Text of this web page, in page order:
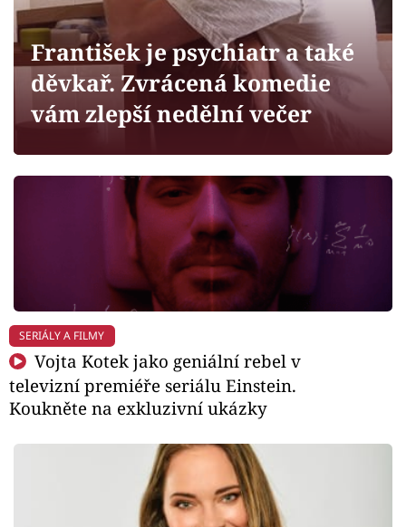
Sledujte prima+
Filmový festival Karlovy Vary
Mámy sobě
Přihlášení
Sledujte nás
František je psychiatr a také
děvkař. Zvrácená komedie
vám zlepší nedělní večer
SERIÁLY A FILMY
Vojta Kotek jako geniální rebel v
televizní premiéře seriálu Einstein.
Koukněte na exkluzivní ukázky